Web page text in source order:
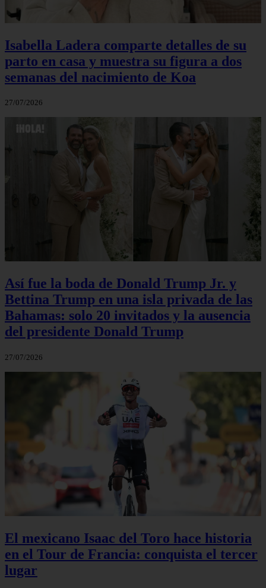
Isabella Ladera comparte detalles de su
parto en casa y muestra su figura a dos
semanas del nacimiento de Koa
27/07/2026
Así fue la boda de Donald Trump Jr. y
Bettina Trump en una isla privada de las
Bahamas: solo 20 invitados y la ausencia
del presidente Donald Trump
27/07/2026
El mexicano Isaac del Toro hace historia
en el Tour de Francia: conquista el tercer
lugar